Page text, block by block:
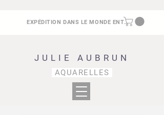
EXPÉDITION DANS LE MONDE ENTIER
JULIE AUBRUN
AQUARELLES